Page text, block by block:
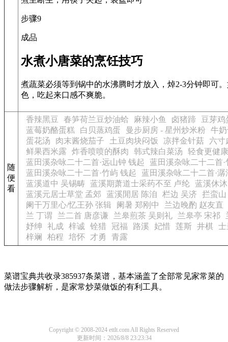
步骤9
成品
水煮小唐菜的烹饪技巧
煮蔬菜必须等到锅中的水沸腾时才放入，焯2-3分钟即可
色，吃起来口感不爽脆。
随
便
看
香辣黑豆 春笋荷兰豆炒油蛤 麻辣小鱼 卤猪蹄
豆芽鸡
蓝莓奶酪蛋糕
白贝蒸鸡蛋 曼步厨房 - 星州炒米粉
牛
蛋花汤
肉末酱烧茄子 土豆肉块闷饭 凉拌金针菇
六寸
鲜果西米露
炸香喷喷的酥肉 韩式辣白菜汤
轻食更健
蓝田溪杂咏二十二首·远山钟 钱起
蓝田溪杂咏二十二首
蓝田溪杂咏二十二首·竹屿 钱起
蓝田溪杂咏二十二首·潺
蓝溪道中 吴锡畴 蓝溪期萧道士采药不至 卢纶
蓝溪休
蓝溪元居士草堂 孟郊
蓝溪閒居 陈洎 栏边 吴济
拦蛮
阑干万里心/忆王孙 张辑
阑暑 郑刚中
兰边晚酌 赵友直
兰 丁谓
兰二首 唐彦谦 兰皋煎茶 吴则礼 兰皋亭 宋祁
妤绅
礼成 梓诚 铨猎 冠福 路溪 妃惜 莲斯 井棋 士
梓斓
柏程 培怀 才勇 青露
菜谱宝典共收录385937条菜谱，基本涵盖了全部常见家常菜的
做法步骤解析，是家常炒菜做饭的有利工具。
Copyright © 2008-2024 ettlt.com All Rights Reserved
更新时间：2026/8/8 23:23:34